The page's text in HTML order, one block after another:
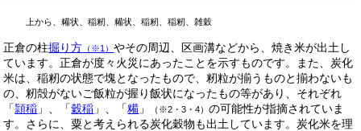
上から、糒状、稲籾、糒状、稲籾、稲籾、雑穀
正倉の柱掘り方 （※1）やその周辺、区画溝などから、焼き米が出土し
ています。正倉が度々火災にあったことを示すものです。また、炭化
米は、稲籾の状態で塊となったもので、籾粒が揃うものと揃わないも
の、籾殻がないご飯粒が握り飯状になったもの等があり、それぞれ
「頴稲 」、「穀稲 」、「糒 」 （※2・3・4）の可能性が指摘されていま
す。さらに、粟と考えられる炭化穀物も出土しています。炭化米を理